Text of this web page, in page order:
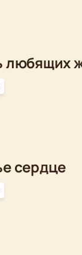
любящих
сердце